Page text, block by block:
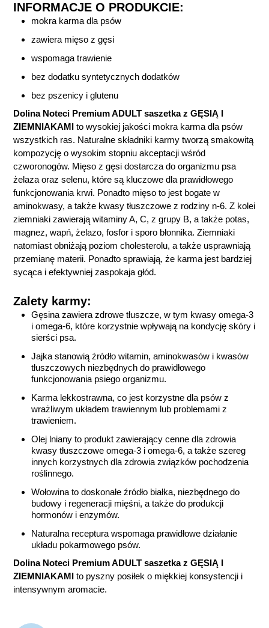
INFORMACJE O PRODUKCIE:
mokra karma dla psów
zawiera mięso z gęsi
wspomaga trawienie
bez dodatku syntetycznych dodatków
bez pszenicy i glutenu
Dolina Noteci Premium ADULT saszetka z GĘSIĄ I
ZIEMNIAKAMI to wysokiej jakości mokra karma dla psów
wszystkich ras. Naturalne składniki karmy tworzą smakowitą
kompozycję o wysokim stopniu akceptacji wśród
czworonogów. Mięso z gęsi dostarcza do organizmu psa
żelaza oraz selenu, które są kluczowe dla prawidłowego
funkcjonowania krwi. Ponadto mięso to jest bogate w
aminokwasy, a także kwasy tłuszczowe z rodziny n-6. Z kolei
ziemniaki zawierają witaminy A, C, z grupy B, a także potas,
magnez, wapń, żelazo, fosfor i sporo błonnika. Ziemniaki
natomiast obniżają poziom cholesterolu, a także usprawniają
przemianę materii. Ponadto sprawiają, że karma jest bardziej
sycąca i efektywniej zaspokaja głód.
Zalety karmy:
Gęsina zawiera zdrowe tłuszcze, w tym kwasy omega-3
i omega-6, które korzystnie wpływają na kondycję skóry i
sierści psa.
Jajka stanowią źródło witamin, aminokwasów i kwasów
tłuszczowych niezbędnych do prawidłowego
funkcjonowania psiego organizmu.
Karma lekkostrawna, co jest korzystne dla psów z
wrażliwym układem trawiennym lub problemami z
trawieniem.
Olej lniany to produkt zawierający cenne dla zdrowia
kwasy tłuszczowe omega-3 i omega-6, a także szereg
innych korzystnych dla zdrowia związków pochodzenia
roślinnego.
Wołowina to doskonałe źródło białka, niezbędnego do
budowy i regeneracji mięśni, a także do produkcji
hormonów i enzymów.
Naturalna receptura wspomaga prawidłowe działanie
układu pokarmowego psów.
Dolina Noteci Premium ADULT saszetka z GĘSIĄ I
ZIEMNIAKAMI to pyszny posiłek o miękkiej konsystencji i
intensywnym aromacie.